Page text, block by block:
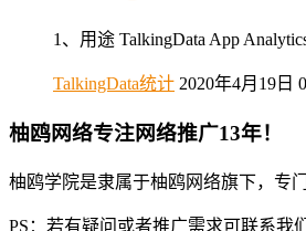
1、用途 TalkingData App
TalkingData统计 2020年4月19日 0
柚鸥网络专注网络推广13年！
柚鸥学院是隶属于柚鸥网络旗下，专
PS：若有疑问或者推广需求可联系我们